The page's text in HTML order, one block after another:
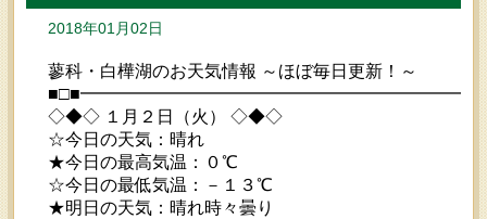
2018年01月02日
蓼科・白樺湖のお天気情報 ～ほぼ毎日更新！～
◇◆◇ １月２日（火） ◇◆◇
☆今日の天気：晴れ
★今日の最高気温：０℃
☆今日の最低気温：－１３℃
★明日の天気：晴れ時々曇り